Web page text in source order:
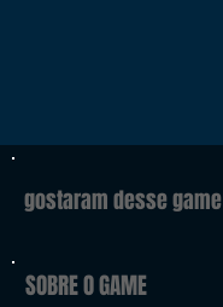
gostaram desse game
SOBRE O GAME